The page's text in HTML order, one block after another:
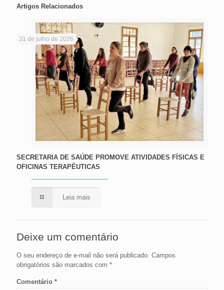
Artigos Relacionados
31 de julho de 2026
SECRETARIA DE SAÚDE PROMOVE ATIVIDADES FÍSICAS E
OFICINAS TERAPÊUTICAS
Leia mais
Deixe um comentário
O seu endereço de e-mail não será publicado. Campos
obrigatórios são marcados com *
Comentário *